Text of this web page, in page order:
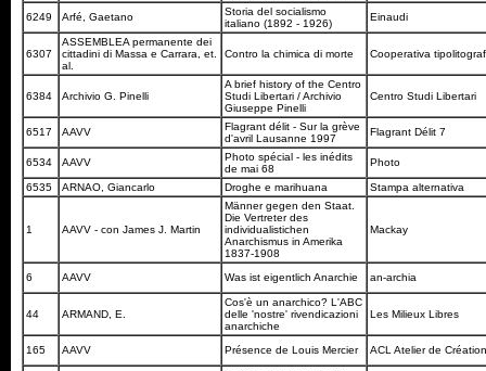
6249 Arfé, Gaetano
Storia del socialismo
italiano (1892 - 1926)
Einaudi
6307
ASSEMBLEA permanente dei
cittadini di Massa e Carrara, et.
al.
Contro la chimica di morte Cooperativa
6384 Archivio G. Pinelli
A brief history of the Centro
Studi Libertari / Archivio
Giuseppe Pinelli
Centro Studi Libertari
6517 AAVV
Flagrant délit - Sur la grève
d'avril Lausanne 1997
Flagrant Délit 7
6534 AAVV
Photo spécial - les inédits
de mai 68
Photo
6535 ARNAO, Giancarlo Droghe e marihuana Stampa alternativa
1 AAVV - con James J. Martin
Männer gegen den Staat.
Die Vertreter des
individualistichen
Anarchismus in Amerika
1837-1908
Mackay
6 AAVV Was ist eigentlich Anarchie an-archia
44 ARMAND, E.
Cos'è un anarchico? L'ABC
delle 'nostre' rivendicazioni
anarchiche
Les Milieux Libres
165 AAVV Présence de Louis Mercier ACL Atelier de